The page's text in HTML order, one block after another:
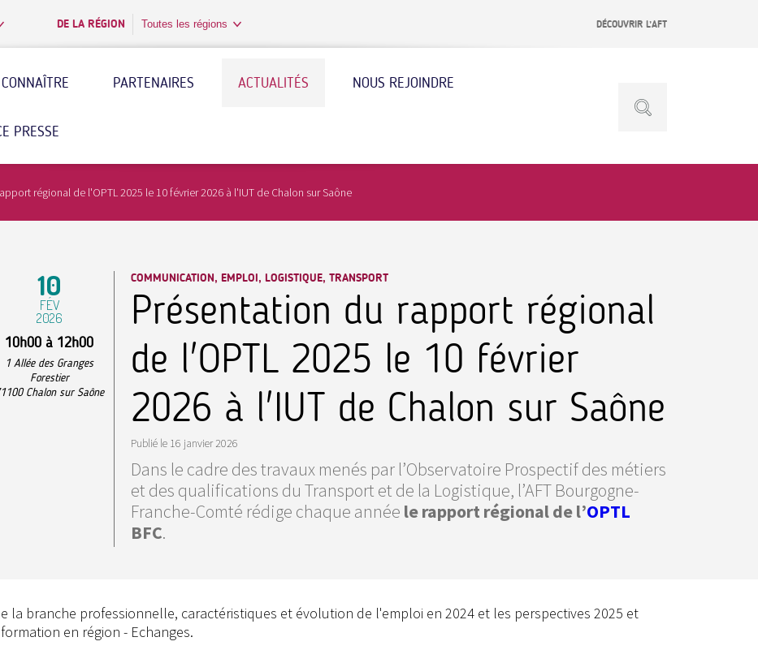
DE LA RÉGION Toutes les régions DÉCOUVRIR L’AFT
PARTENAIRES ACTUALITÉS NOUS REJOINDRE
PRESSE
régional de l'OPTL 2025 le 10 février 2026 à l'IUT de Chalon sur Saône
10
FÉV
2026
10h00 à 12h00
1 Allée des Granges
Forestier
Chalon sur Saône
COMMUNICATION, EMPLOI, LOGISTIQUE, TRANSPORT
Présentation du rapport régional
de l'OPTL 2025 le 10 février
2026 à l'IUT de Chalon sur Saône
Publié le 16 janvier 2026
Dans le cadre des travaux menés par l’Observatoire Prospectif des métiers
et des qualifications du Transport et de la Logistique, l’AFT Bourgogne-
Franche-Comté rédige chaque année le rapport régional de l’OPTL
BFC.
la branche professionnelle, caractéristiques et évolution de l'emploi en 2024 et les perspectives 2025 et
en région - Echanges.